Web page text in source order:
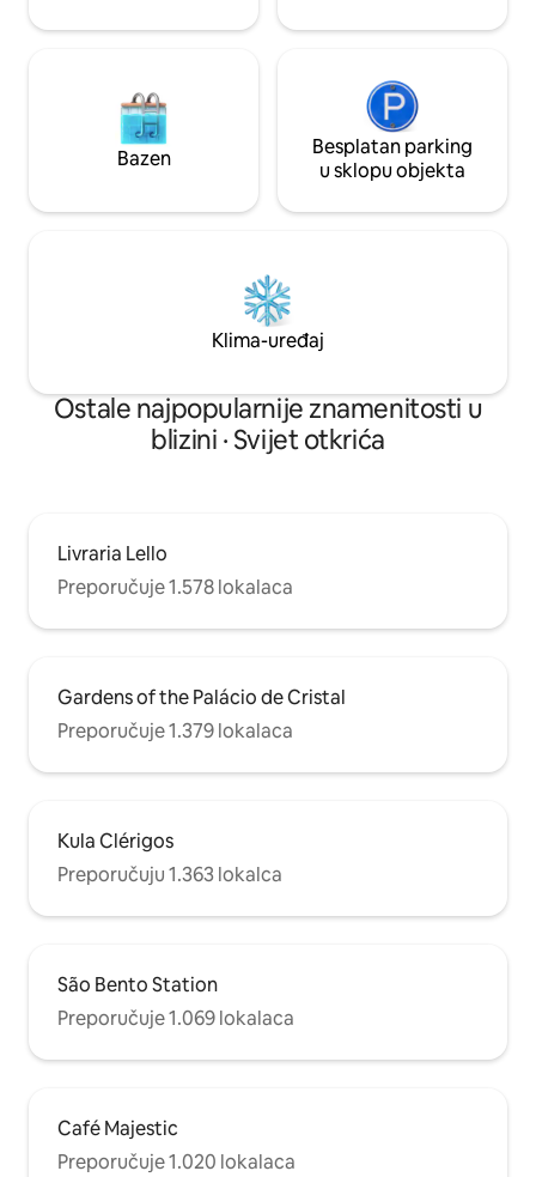
Bazen
Besplatan parking
u sklopu objekta
Klima-uređaj
Ostale najpopularnije znamenitosti u
blizini · Svijet otkrića
Livraria Lello
Preporučuje 1.578 lokalaca
Gardens of the Palácio de Cristal
Preporučuje 1.379 lokalaca
Kula Clérigos
Preporučuju 1.363 lokalca
São Bento Station
Preporučuje 1.069 lokalaca
Café Majestic
Preporučuje 1.020 lokalaca